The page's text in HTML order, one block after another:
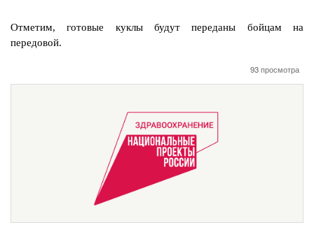
Отметим, готовые куклы будут переданы бойцам на
передовой.
93 просмотра